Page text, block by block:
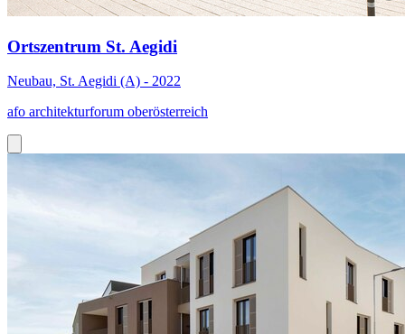
Ortszentrum St. Aegidi
Neubau, St. Aegidi (A) - 2022
afo architekturforum oberösterreich